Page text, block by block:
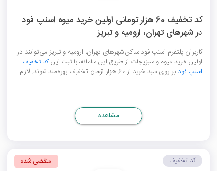
کد تخفیف 60 هزار تومانی اولین خرید میوه اسنپ فود
در شهرهای تهران، ارومیه و تبریز
کاربران پلتفرم اسنپ فود ساکن شهرهای تهران، ارومیه و تبریز می‌توانند در
اولین خرید میوه و سبزیجات از طریق این سامانه، با ثبت اینکد تخفیف
اسنپ فود
بر روی سبد خرید از 60 هزار تومان تخفیف بهره‌مند شوند. لازم
...
مشاهده
کد تخفیف منقضی شده